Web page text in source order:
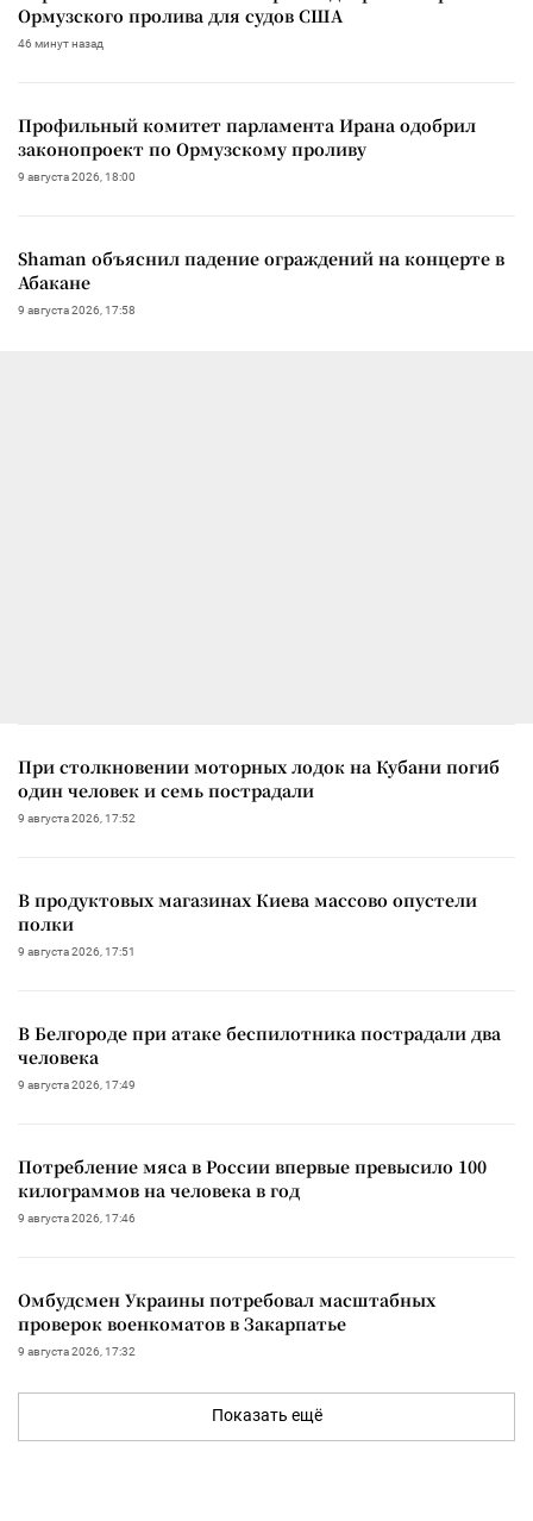
Ормузского пролива для судов США
46 минут назад
Профильный комитет парламента Ирана одобрил
законопроект по Ормузскому проливу
9 августа 2026, 18:00
Shaman объяснил падение ограждений на концерте в
Абакане
9 августа 2026, 17:58
При столкновении моторных лодок на Кубани погиб
один человек и семь пострадали
9 августа 2026, 17:52
В продуктовых магазинах Киева массово опустели
полки
9 августа 2026, 17:51
В Белгороде при атаке беспилотника пострадали два
человека
9 августа 2026, 17:49
Потребление мяса в России впервые превысило 100
килограммов на человека в год
9 августа 2026, 17:46
Омбудсмен Украины потребовал масштабных
проверок военкоматов в Закарпатье
9 августа 2026, 17:32
Показать ещё